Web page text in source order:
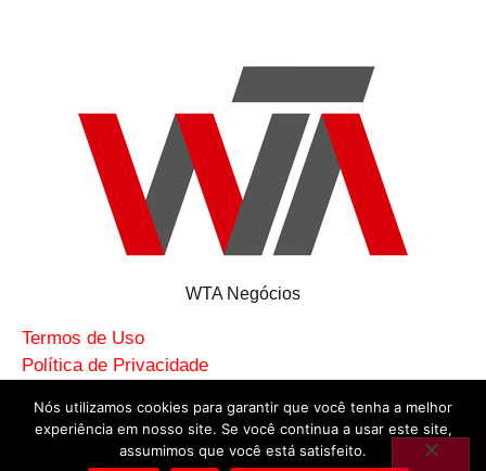
WTA Negócios
Termos de Uso
Política de Privacidade
© 2026 WTA Medicina do Trabalho LTDA
CNPJ: 02.328.481/0001-94
Nós utilizamos cookies para garantir que você tenha a melhor
experiência em nosso site. Se você continua a usar este site,
assumimos que você está satisfeito.